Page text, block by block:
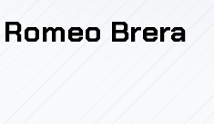
Brera